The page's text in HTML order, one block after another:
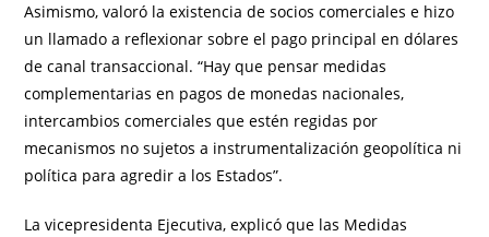
Asimismo, valoró la existencia de socios comerciales e hizo
un llamado a reflexionar sobre el pago principal en dólares
de canal transaccional. “Hay que pensar medidas
complementarias en pagos de monedas nacionales,
intercambios comerciales que estén regidas por
mecanismos no sujetos a instrumentalización geopolítica ni
política para agredir a los Estados”.
La vicepresidenta Ejecutiva, explicó que las Medidas